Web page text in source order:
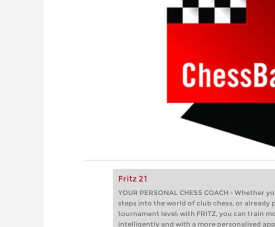
Fritz 21
YOUR PERSONAL CHESS COACH - Whether
steps into the world of club chess, or already
tournament level: with FRITZ, you can train
intelligently and with a more personalised